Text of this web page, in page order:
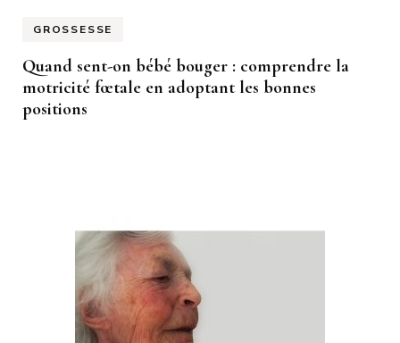
GROSSESSE
Quand sent-on bébé bouger : comprendre la
motricité fœtale en adoptant les bonnes
positions